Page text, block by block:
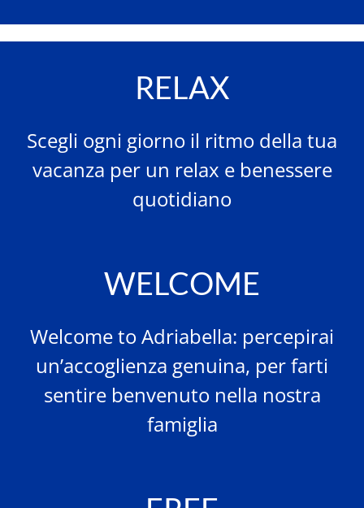
RELAX
Scegli ogni giorno il ritmo della tua
vacanza per un relax e benessere
quotidiano
WELCOME
Welcome to Adriabella: percepirai
un’accoglienza genuina, per farti
sentire benvenuto nella nostra
famiglia